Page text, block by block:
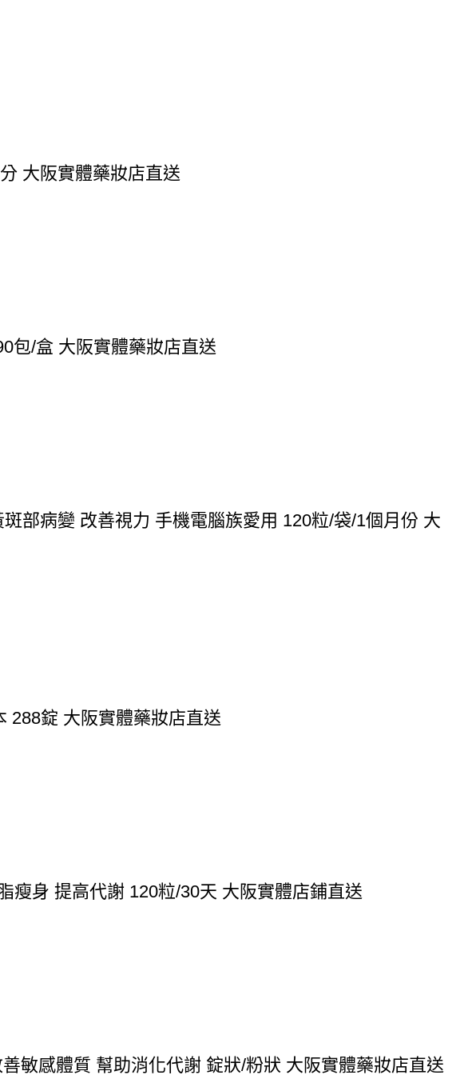
大阪實體藥妝店直送
包/盒 大阪實體藥妝店直送
部病變 改善視力 手機電腦族愛用 120粒/袋/1個月份 大
288錠 大阪實體藥妝店直送
瘦身 提高代謝 120粒/30天 大阪實體店鋪直送
敏感體質 幫助消化代謝 錠狀/粉狀 大阪實體藥妝店直送